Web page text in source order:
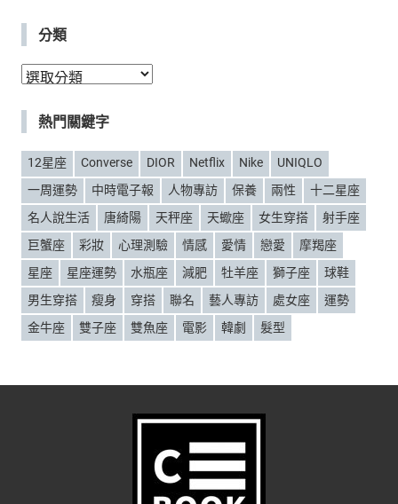
分類
分
熱門關鍵字
12星座 Converse DIOR Netflix Nike
UNIQLO
一周運勢
中時電子報 人物專訪 保養 兩性
十二星座
名人說生活
唐綺陽 天秤座 天蠍座 女生穿搭
射手座
巨蟹座
彩妝 心理測驗 情感 愛情 戀愛
摩羯座
星座
星座運勢 水瓶座 減肥 牡羊座 獅子座
球鞋
男生穿搭
瘦身 穿搭 聯名 藝人專訪 處女座
運勢
金牛座
雙子座 雙魚座 電影 韓劇 髮型